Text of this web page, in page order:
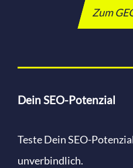
Zum
Dein SEO-Potenzial
Teste Dein SEO-
unverbindlich.